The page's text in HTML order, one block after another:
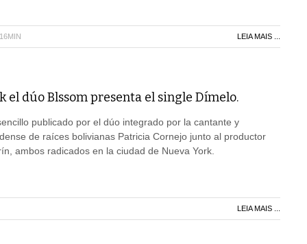
LEIA MAIS ...
el dúo Blssom presenta el single Dímelo.
publicado por el dúo integrado por la cantante y
de raíces bolivianas Patricia Cornejo junto al productor
ambos radicados en la ciudad de Nueva York.
LEIA MAIS ...